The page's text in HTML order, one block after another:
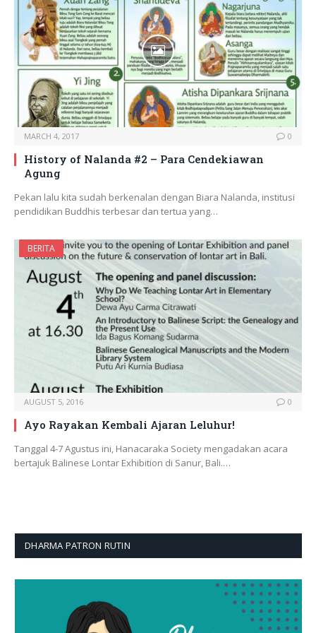
MARCH 4, 2017 0
History of Nalanda #2 – Para Cendekiawan
Agung
Pekan lalu kita sudah berkenalan dengan Biara Nalanda, institusi
pendidikan Buddhis terbesar dan tertua yang…
BERITA
AUGUST 5, 2016 0
Ayo Rayakan Kembali Ajaran Leluhur!
Tanggal 4-7 Agustus ini, Hanacaraka Society mengadakan acara
bertajuk Balinese Lontar Exhibition di Sanur, Bali.…
DHARMA PATRON RUTIN